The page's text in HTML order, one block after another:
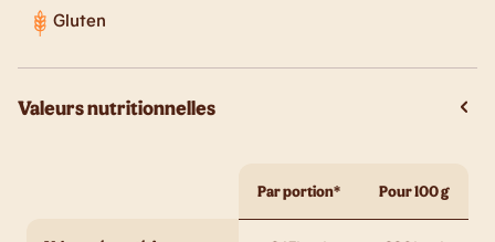
Gluten
Valeurs nutritionnelles
Par portion* Pour 100 g